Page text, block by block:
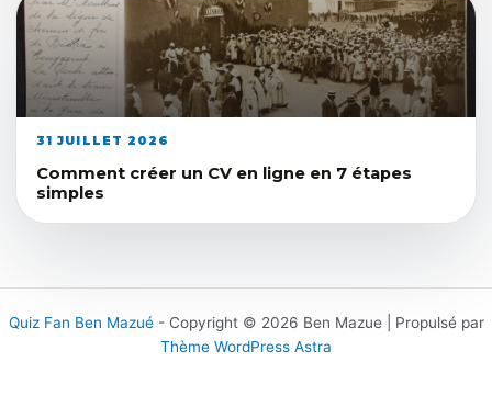
31 JUILLET 2026
Comment créer un CV en ligne en 7 étapes
simples
Quiz Fan Ben Mazué- Copyright © 2026 Ben Mazue | Propulsé par
Thème WordPress Astra